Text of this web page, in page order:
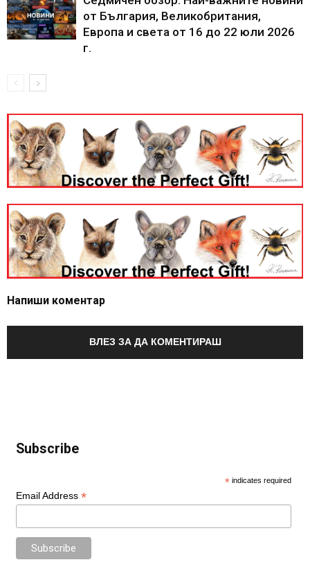
от България, Великобритания,
Европа и света от 16 до 22 юли 2026
г.
Напиши коментар
ВЛЕЗ ЗА ДА КОМЕНТИРАШ
Subscribe
* indicates required
Email Address *